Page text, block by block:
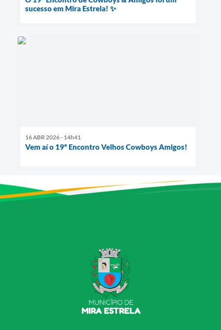
sucesso em Mira Estrela! ✨
16 ABR 2026 - 14h41
Vem aí o 19º Encontro Velhos Cowboys Amigos!